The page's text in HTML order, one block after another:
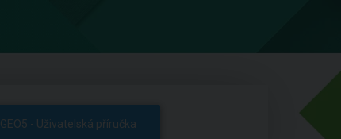
GEO5 - Uživatelská příručka